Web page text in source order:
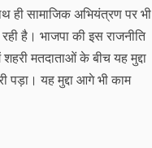
ही सामाजिक अभियंत्रण पर भी
है। भाजपा की इस राजनीति
मतदाताओं के बीच यह मुद्दा
पड़ा। यह मुद्दा आगे भी काम